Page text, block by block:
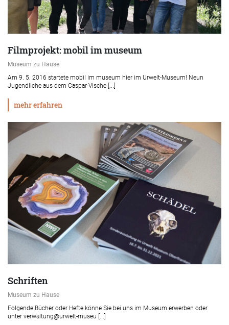
Filmprojekt: mobil im museum
Museum zu Hause
Am 9. 5. 2016 startete mobil im museum hier im Urwelt-Museum! Neun
Jugendliche aus dem Caspar-Vische [...]
mehr erfahren
Schriften
Museum zu Hause
Folgende Bücher oder Hefte könne Sie bei uns im Museum erwerben oder
unter verwaltung@urwelt-museu [...]